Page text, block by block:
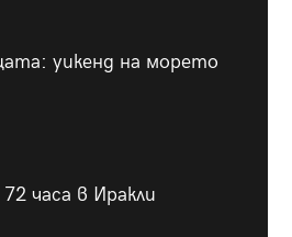
уикенд на морето
часа в Иракли